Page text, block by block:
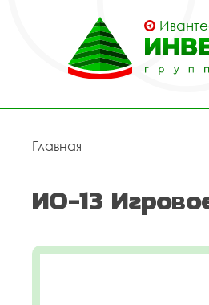
Главная
ИО-13